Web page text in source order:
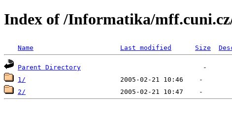
Index of /Informatika/
Name Last modified Size
Parent Directory
1/
2/